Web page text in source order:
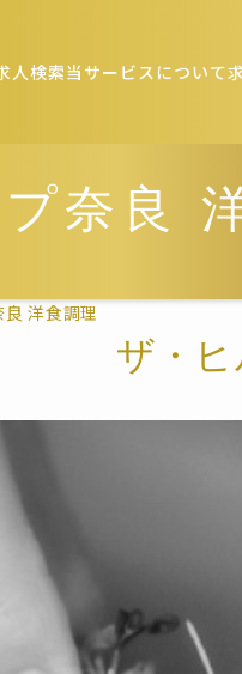
人検索当サービスについて
奈良
洋食調理
ザ・